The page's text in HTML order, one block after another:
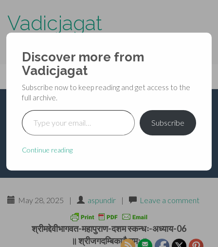
Vadicjagat
Primary
Menu
content
Vadicjagat
श्रीमद्देवीभागवत-महापुराण-
दशम स्कन्धः-अध्याय-06
May 28, 2025 | aspundir | Leave a comment
श्रीमद्देवीभागवत-महापुराण-दशम स्कन्धः-अध्याय-06
॥ श्रीजगदम्बिकायै नमः ॥
Discover more from
Vadicjagat
Subscribe now to keep reading and get access to the
full archive.
Type your email…
Subscribe
Continue reading